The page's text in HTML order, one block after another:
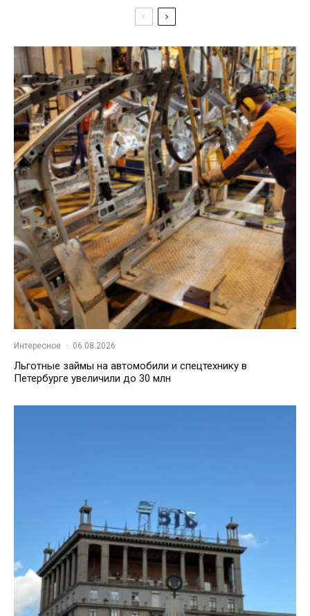
Интересное · 06.08.2026
Льготные займы на автомобили и спецтехнику в
Петербурге увеличили до 30 млн